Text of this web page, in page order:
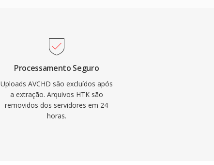
Processamento Seguro
Uploads AVCHD são excluídos após
a extração. Arquivos HTK são
removidos dos servidores em 24
horas.